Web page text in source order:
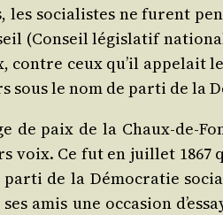
les socia­listes ne furent
(Conseil légis­la­tif
contre ceux qu’il appe­lait
le nom de par­ti de la
de paix de la Chaux-de-
Ce fut en juillet 1867
de la Démo­cra­tie
amis une occa­sion